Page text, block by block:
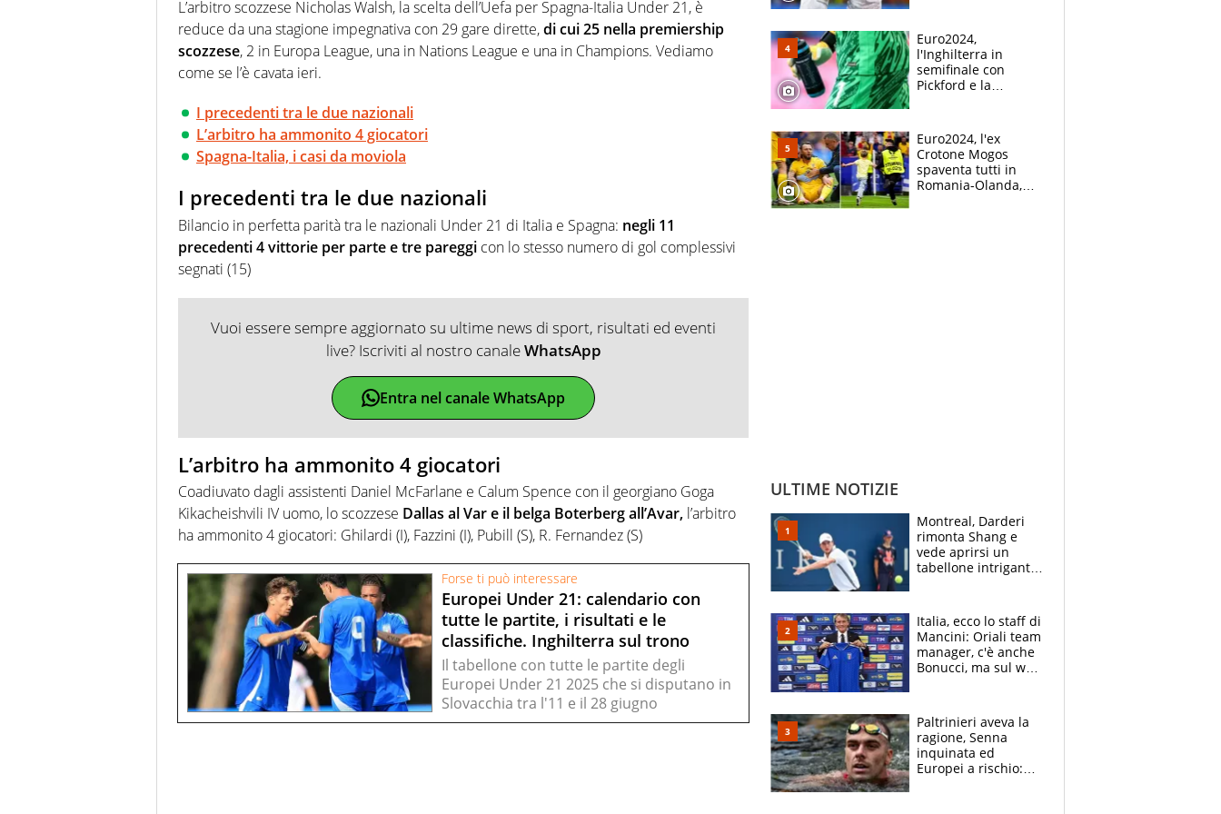
agenzie e testate. Esperienza, competenza, conoscenza e memoria storica. Si occupa
prevalentemente di calcio
L’arbitro scozzese Nicholas Walsh, la scelta dell’Uefa per Spagna-Italia Under 21, è
reduce da una stagione impegnativa con 29 gare dirette,di cui 25 nella premiership
scozzese, 2 in Europa League, una in Nations League e una in Champions. Vediamo
come se l’è cavata ieri.
I precedenti tra le due nazionali
L’arbitro ha ammonito 4 giocatori
Spagna-Italia, i casi da moviola
I precedenti tra le due nazionali
Bilancio in perfetta parità tra le nazionali Under 21 di Italia e Spagna: negli 11
precedenti 4 vittorie per parte e tre pareggi con lo stesso numero di gol complessivi
segnati (15)
Vuoi essere sempre aggiornato su ultime news di sport, risultati ed eventi
live? Iscriviti al nostro canaleWhatsApp
Entra nel canale WhatsApp
L’arbitro ha ammonito 4 giocatori
Coadiuvato dagli assistenti Daniel McFarlane e Calum Spence con il georgiano Goga
Kikacheishvili IV uomo, lo scozzese Dallas al Var e il belga Boterberg all’Avar, l’arbitro
ha ammonito 4 giocatori: Ghilardi (I), Fazzini (I), Pubill (S), R. Fernandez (S)
Forse ti può interessare
Europei Under 21: calendario con
tutte le partite, i risultati e le
classifiche. Inghilterra sul trono
Il tabellone con tutte le partite degli
Europei Under 21 2025 che si disputano in
Slovacchia tra l'11 e il 28 giugno
Euro2024,
l'Inghilterra in
semifinale con
Pickford e la
tuffati a sinistra"
Euro2024, l'ex
Crotone Mogos
spaventa tutti in
Romania-Olanda,
ULTIME NOTIZIE
Montreal, Darderi
rimonta Shang e
vede aprirsi un
tabellone intrigante:
felice del mio livello"
Italia, ecco lo staff di
Mancini: Oriali team
manager, c'è anche
Bonucci, ma sul web
Paltrinieri aveva la
ragione, Senna
inquinata ed
Europei a rischio: